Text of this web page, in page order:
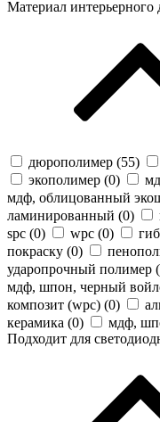
Материал интерьерного
дюрополимер (55)
экополимер (0)
мдф, облицованный
ламинированный (0)
spc (0) wpc (0)
покраску (0)
ударопрочный полимер (
мдф, шпон, черный
композит (wpc) (0)
керамика (0) мдф,
Подходит для